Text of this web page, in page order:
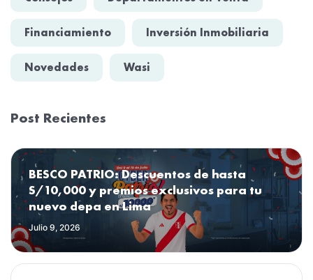
Financiamiento Inversión Inmobiliaria
Novedades Wasi
Post Recientes
BESCO PATRIO: Descuentos de hasta
S/10,000 y premios exclusivos para tu
nuevo depa en Lima
Julio 9, 2026